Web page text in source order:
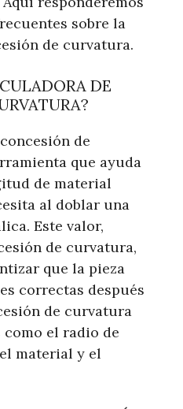
sobre la
de curvatura.
DE
de
que ayuda
de material
al doblar una
Este valor,
de curvatura,
que la pieza
correctas después
de curvatura
como el radio de
material y el